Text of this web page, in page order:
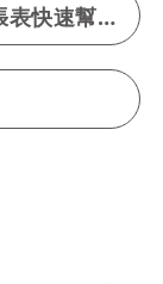
如何找個優秀的保險業務員？一張表快速幫助你！